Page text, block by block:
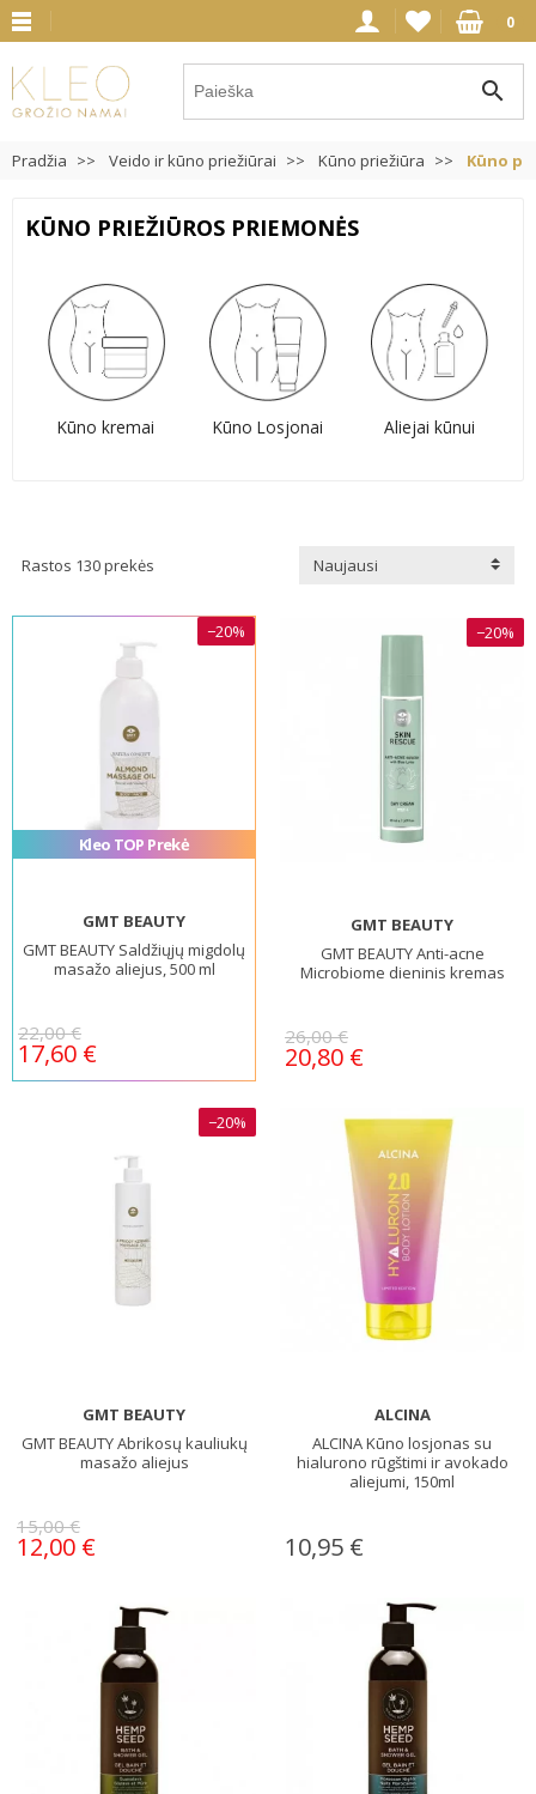
0
search
Pradžia Veido ir kūno priežiūrai Kūno priežiūra Kūno
KŪNO PRIEŽIŪROS PRIEMONĖS
Kūno kremai Kūno Losjonai Aliejai kūnui
Rastos 130 prekės Naujausi
Kleo TOP Prekė
−20%
GMT BEAUTY
GMT BEAUTY Saldžiųjų migdolų
masažo aliejus, 500 ml
22,00 €
17,60 €
−20%
GMT BEAUTY
GMT BEAUTY Anti-acne
Microbiome dieninis kremas
26,00 €
20,80 €
−20%
GMT BEAUTY
GMT BEAUTY Abrikosų kauliukų
masažo aliejus
15,00 €
12,00 €
ALCINA
ALCINA Kūno losjonas su
hialurono rūgštimi ir avokado
aliejumi, 150ml
10,95 €